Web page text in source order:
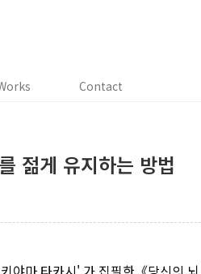
Contact
젊게 유지하는 방법